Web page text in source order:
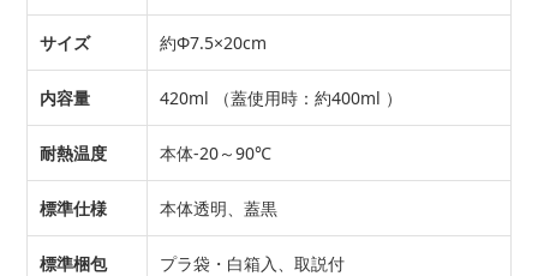
サイズ 約Φ7.5×20cm
内容量 420ml （蓋使用時：約400ml ）
耐熱温度 本体-20～90℃
標準仕様 本体透明、蓋黒
標準梱包
プラ袋・白箱入、取説付